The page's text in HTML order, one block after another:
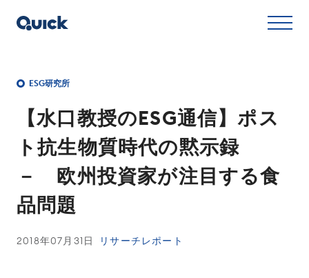
ESG研究所
【水口教授のESG通信】ポス
ト抗生物質時代の黙示録
－ 欧州投資家が注目する食
品問題
2018年07月31日 リサーチレポート